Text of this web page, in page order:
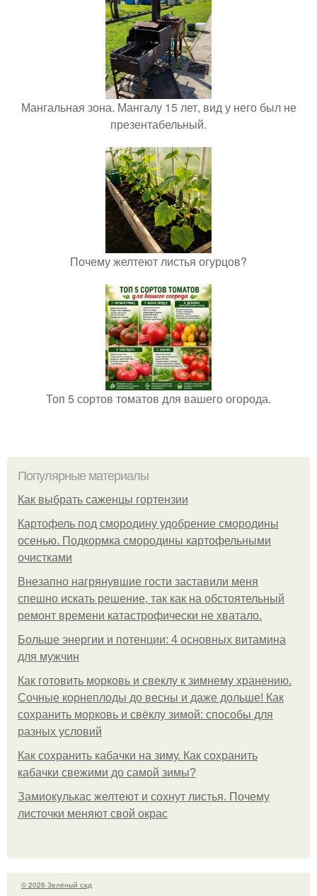
Мангальная зона. Мангалу 15 лет, вид у него был не
презентабельный.
Почему желтеют листья огурцов?
Топ 5 сортов томатов для вашего огорода.
Популярные материалы
Как выбрать саженцы гортензии
Картофель под смородину удобрение смородины
осенью. Подкормка смородины картофельными
очистками
Внезапно нагрянувшие гости заставили меня
спешно искать решение, так как на обстоятельный
ремонт времени катастрофически не хватало.
Больше энергии и потенции: 4 основных витамина
для мужчин
Как готовить морковь и свеклу к зимнему хранению.
Сочные корнеплоды до весны и даже дольше! Как
сохранить морковь и свёклу зимой: способы для
разных условий
Как сохранить кабачки на зиму. Как сохранить
кабачки свежими до самой зимы?
Замиокулькас желтеют и сохнут листья. Почему
листочки меняют свой окрас
© 2026 Зелёный сад